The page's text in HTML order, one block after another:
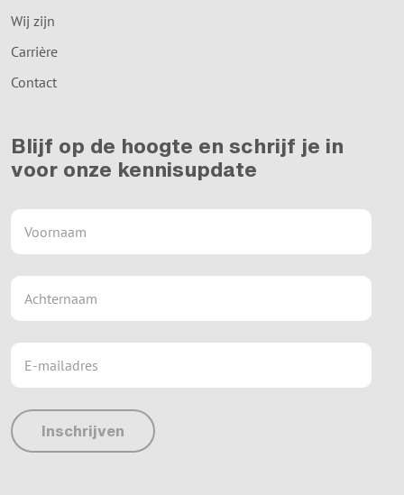
Wij zijn
Carrière
Contact
Blijf op de hoogte en schrijf je in
voor onze kennisupdate
Inschrijven